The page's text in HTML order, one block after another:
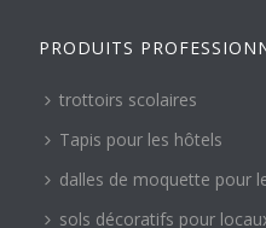
PRODUITS
trottoirs scolaires
Tapis pour les hôtels
dalles de moquette pour
sols décoratifs pour